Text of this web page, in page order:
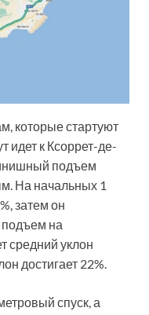
которые стартуют
идет к Ксоррет-де-
подъем
На начальных 1
затем он
подъем на
средний уклон
достигает 22%.
спуск, а